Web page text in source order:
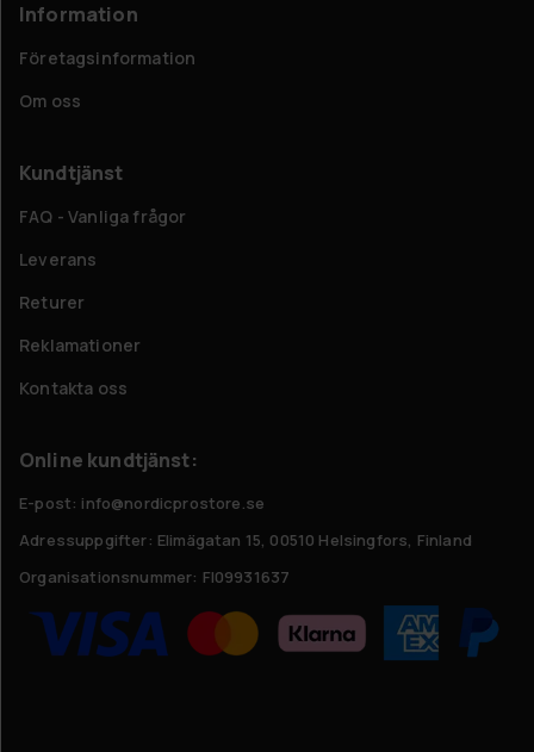
Information
Företagsinformation
Om oss
Kundtjänst
FAQ - Vanliga frågor
Leverans
Returer
Reklamationer
Kontakta oss
Online kundtjänst:
E-post: info@nordicprostore.se
Adressuppgifter: Elimägatan 15, 00510 Helsingfors, Finland
Organisationsnummer: FI09931637